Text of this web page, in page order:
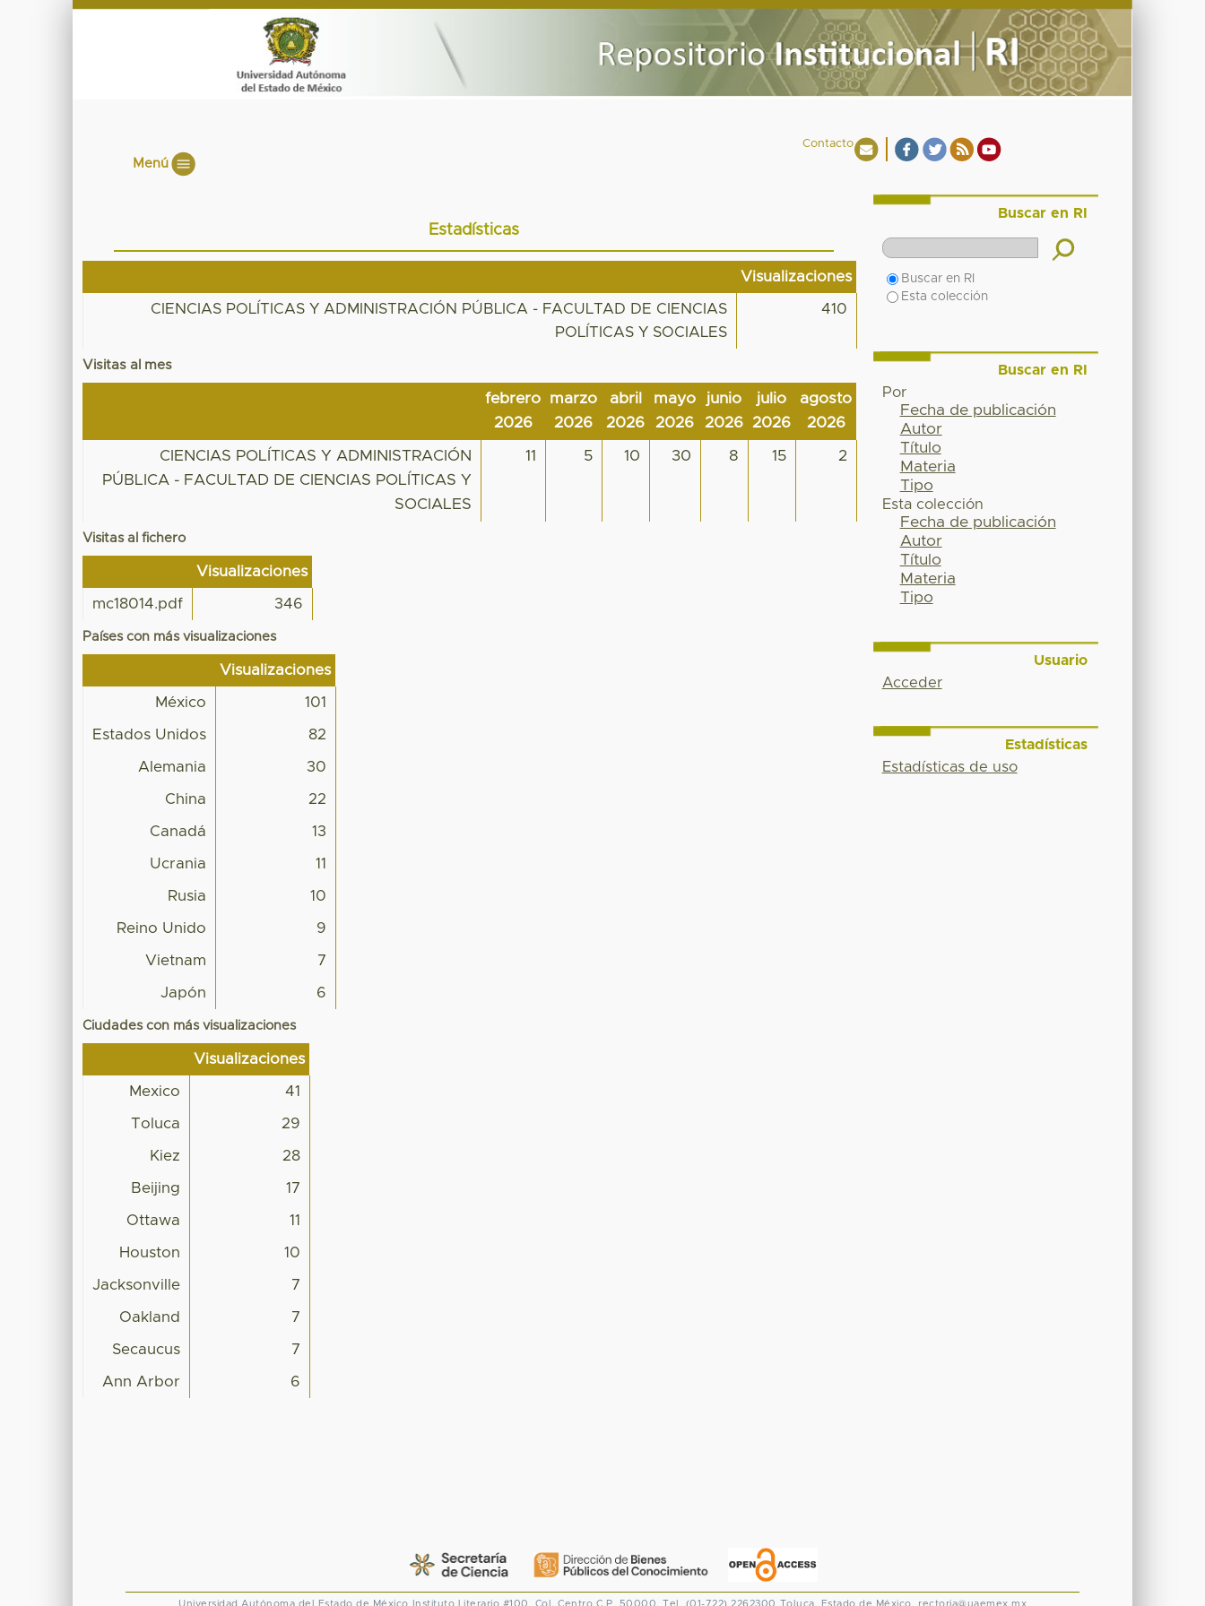
Contacto
Menú
Estadísticas
Visualizaciones
CIENCIAS POLÍTICAS Y ADMINISTRACIÓN PÚBLICA - FACULTAD DE CIENCIAS
POLÍTICAS Y SOCIALES
410
Visitas al mes
febrero
2026
marzo
2026
abril
2026
mayo
2026
junio
2026
julio
2026
agosto
2026
CIENCIAS POLÍTICAS Y ADMINISTRACIÓN
PÚBLICA - FACULTAD DE CIENCIAS POLÍTICAS Y
SOCIALES
11 5 10 30 8 15 2
Visitas al fichero
Visualizaciones
mc18014.pdf 346
Países con más visualizaciones
Visualizaciones
México 101
Estados Unidos 82
Alemania 30
China 22
Canadá 13
Ucrania 11
Rusia 10
Reino Unido 9
Vietnam 7
Japón 6
Ciudades con más visualizaciones
Visualizaciones
Mexico 41
Toluca 29
Kiez 28
Beijing 17
Ottawa 11
Houston 10
Jacksonville 7
Oakland 7
Secaucus 7
Ann Arbor 6
Buscar en RI
Buscar en RI
Esta colección
Buscar en RI
Por
Fecha de publicación
Autor
Título
Materia
Tipo
Esta colección
Fecha de publicación
Autor
Título
Materia
Tipo
Usuario
Acceder
Estadísticas
Estadísticas de uso
Universidad Autónoma del Estado de México Instituto Literario #100. Col. Centro C.P. 50000. Tel. (01-722) 2262300 Toluca, Estado de México. rectoria@uaemex.mx